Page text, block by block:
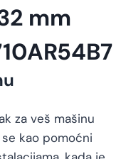
mm
za veš mašinu
kao pomoćni